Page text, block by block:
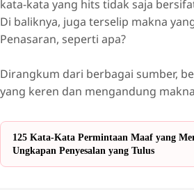
kata-kata yang hits tidak saja
Di baliknya, juga terselip makna
Penasaran, seperti apa?
Dirangkum dari berbagai sumber,
yang keren dan mengandung
125 Kata-Kata Permintaan Maaf yang
Ungkapan Penyesalan yang Tulus